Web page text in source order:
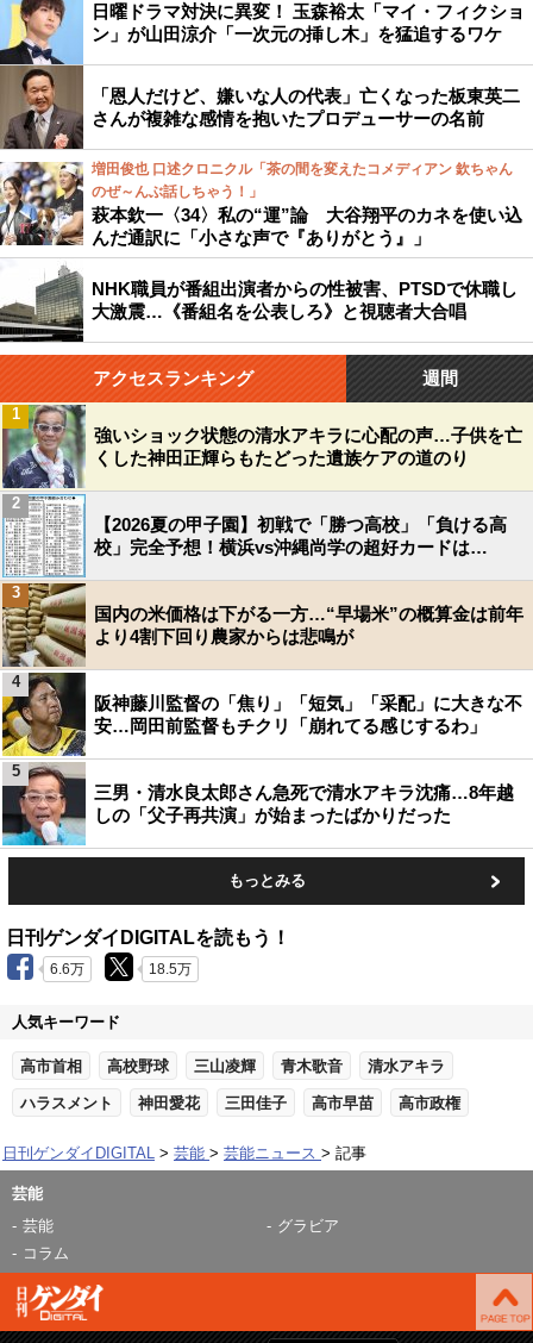
日曜ドラマ対決に異変！ 玉森裕太「マイ・フィクショ
ン」が山田涼介「一次元の挿し木」を猛追するワケ
「恩人だけど、嫌いな人の代表」亡くなった板東英二
さんが複雑な感情を抱いたプロデューサーの名前
増田俊也 口述クロニクル「茶の間を変えたコメディアン 欽ちゃん
のぜ～んぶ話しちゃう！」
萩本欽一〈34〉私の“運”論 大谷翔平のカネを使い込
んだ通訳に「小さな声で『ありがとう』」
NHK職員が番組出演者からの性被害、PTSDで休職し
大激震…《番組名を公表しろ》と視聴者大合唱
アクセスランキング 週間
強いショック状態の清水アキラに心配の声…子供を亡
くした神田正輝らもたどった遺族ケアの道のり
1
【2026夏の甲子園】初戦で「勝つ高校」「負ける高
校」完全予想！横浜vs沖縄尚学の超好カードは…
2
国内の米価格は下がる一方…“早場米”の概算金は前年
より4割下回り農家からは悲鳴が
3
阪神藤川監督の「焦り」「短気」「采配」に大きな不
安…岡田前監督もチクリ「崩れてる感じするわ」
4
三男・清水良太郎さん急死で清水アキラ沈痛…8年越
しの「父子再共演」が始まったばかりだった
5
もっとみる
日刊ゲンダイDIGITALを読もう！
6.6万 18.5万
人気キーワード
高市首相 高校野球 三山凌輝 青木歌音 清水アキラ
ハラスメント 神田愛花 三田佳子 高市早苗 高市政権
日刊ゲンダイDIGITAL 芸能 芸能ニュース 記事
芸能
芸能
グラビア
コラム